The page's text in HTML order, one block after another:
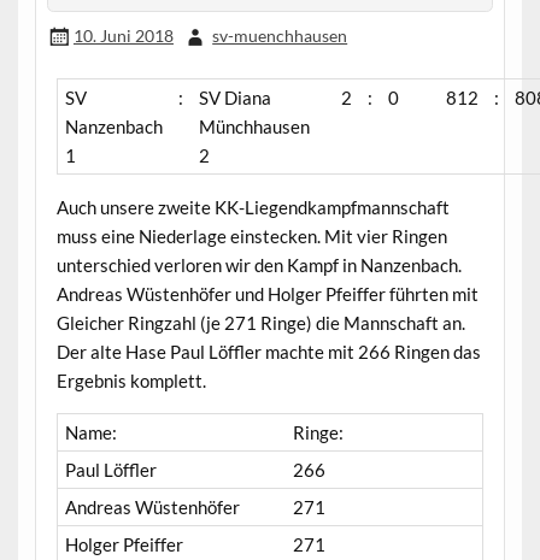
10. Juni 2018 sv-muenchhausen
SV
Nanzenbach
1
:
SV Diana
Münchhausen
2
2 : 0 812 :
Auch unsere zweite KK-Liegendkampfmannschaft
muss eine Niederlage einstecken. Mit vier Ringen
unterschied verloren wir den Kampf in Nanzenbach.
Andreas Wüstenhöfer und Holger Pfeiffer führten mit
Gleicher Ringzahl (je 271 Ringe) die Mannschaft an.
Der alte Hase Paul Löffler machte mit 266 Ringen das
Ergebnis komplett.
Name:
Ringe:
Paul Löffler
266
Andreas Wüstenhöfer
271
Holger Pfeiffer
271